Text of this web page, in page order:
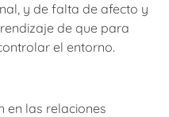
y de falta de afecto y
de que para
el entorno.
en las relaciones